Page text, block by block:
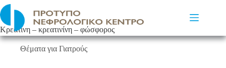
Μετάβαση
στο
περιεχόμενο
Κρεατίνη – κρεατινίνη – φώσφορος
Θέματα για Γιατρούς